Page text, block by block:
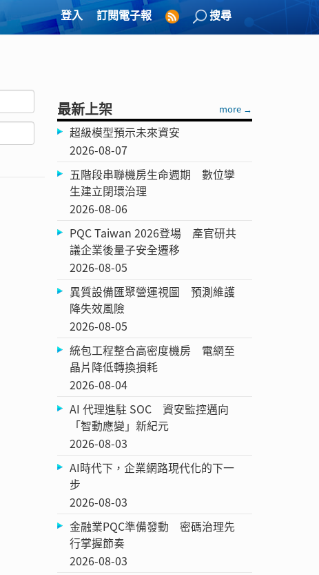
登入 訂閱電子報 搜尋
最新上架 more →
超級模型預示未來資安
2026-08-07
五階段串聯機房生命週期 數位孿
生建立閉環治理
2026-08-06
PQC Taiwan 2026登場 產官研共
議企業後量子安全遷移
2026-08-05
異質設備匯聚營運視圖 預測維護
降失效風險
2026-08-05
統包工程整合高密度機房 電網至
晶片降低轉換損耗
2026-08-04
AI 代理進駐 SOC 資安監控邁向
「智動應變」新紀元
2026-08-03
AI時代下，企業網路現代化的下一
步
2026-08-03
金融業PQC準備發動 密碼治理先
行掌握節奏
2026-08-03